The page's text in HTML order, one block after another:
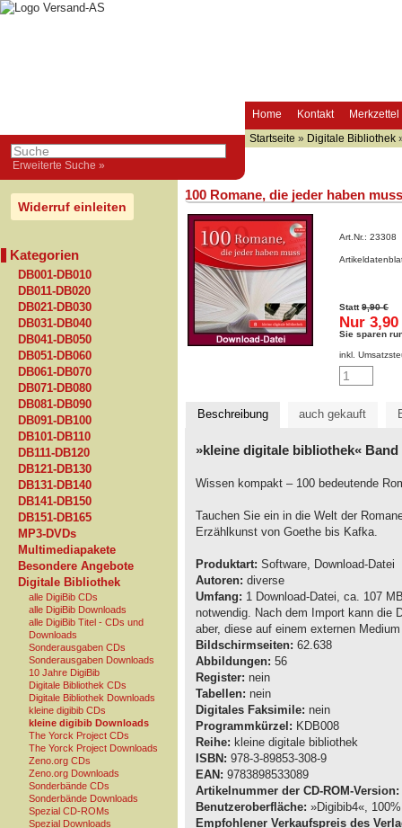
Home Kontakt Merkzettel
Erweiterte Suche »
Startseite » Digitale Bibliothek
Widerruf einleiten
Kategorien
DB001-DB010
DB011-DB020
DB021-DB030
DB031-DB040
DB041-DB050
DB051-DB060
DB061-DB070
DB071-DB080
DB081-DB090
DB091-DB100
DB101-DB110
DB111-DB120
DB121-DB130
DB131-DB140
DB141-DB150
DB151-DB165
MP3-DVDs
Multimediapakete
Besondere Angebote
Digitale Bibliothek
alle DigiBib CDs
alle DigiBib Downloads
alle DigiBib Titel - CDs und
Downloads
Sonderausgaben CDs
Sonderausgaben Downloads
10 Jahre DigiBib
Digitale Bibliothek CDs
Digitale Bibliothek Downloads
kleine digibib CDs
kleine digibib Downloads
The Yorck Project CDs
The Yorck Project Downloads
Zeno.org CDs
Zeno.org Downloads
Sonderbände CDs
Sonderbände Downloads
Spezial CD-ROMs
Spezial Downloads
100 Romane, die jeder haben muss
Art.Nr.: 23308
Statt9,90 €
Nur 3,90
Sie sparen
inkl.
Beschreibung auch gekauft
»kleine digitale bibliothek«
Wissen kompakt – 100 bedeutende
Tauchen Sie ein in die Welt der
Erzählkunst von Goethe bis Kafka.
Produktart: Software, Download-Datei
Autoren: diverse
Umfang: 1 Download-Datei, ca. 107
notwendig. Nach dem Import kann die
aber, diese auf einem externen
Bildschirmseiten: 62.638
Abbildungen: 56
Register: nein
Tabellen: nein
Digitales Faksimile: nein
Programmkürzel: KDB008
Reihe: kleine digitale bibliothek
ISBN: 978-3-89853-308-9
EAN: 9783898533089
Artikelnummer der CD-ROM-Version:
Benutzeroberfläche: »Digibib4«,
Empfohlener Verkaufspreis des